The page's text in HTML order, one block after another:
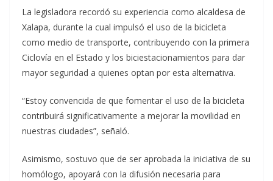
La legisladora recordó su experiencia como alcaldesa de
Xalapa, durante la cual impulsó el uso de la bicicleta
como medio de transporte, contribuyendo con la primera
Ciclovía en el Estado y los biciestacionamientos para dar
mayor seguridad a quienes optan por esta alternativa.
“Estoy convencida de que fomentar el uso de la bicicleta
contribuirá significativamente a mejorar la movilidad en
nuestras ciudades”, señaló.
Asimismo, sostuvo que de ser aprobada la iniciativa de su
homólogo, apoyará con la difusión necesaria para